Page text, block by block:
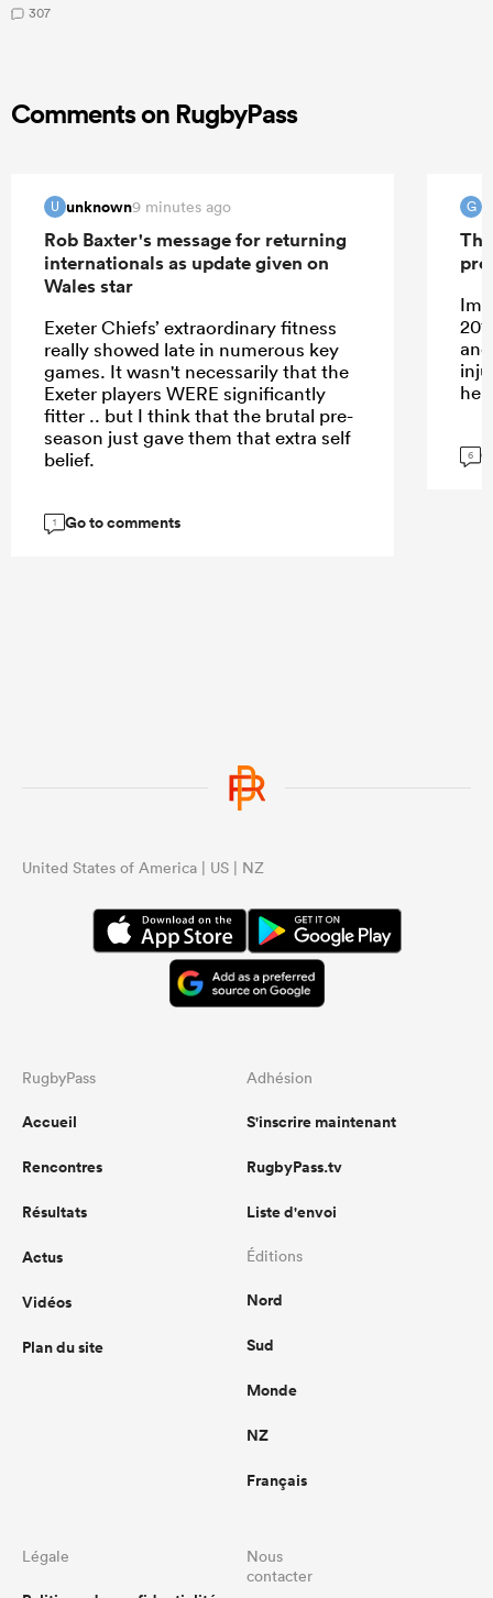
307
Comments on RugbyPass
U unknown9 minutes ago
Rob Baxter's message for returning
internationals as update given on
Wales star
Exeter Chiefs’ extraordinary fitness
really showed late in numerous key
games. It wasn't necessarily that the
Exeter players WERE significantly
fitter .. but I think that the brutal pre-
season just gave them that extra self
belief.
1 Go to comments
G
6
United States of America | US | NZ
RugbyPass
Accueil
Rencontres
Résultats
Actus
Vidéos
Plan du site
Adhésion
S'inscrire maintenant
RugbyPass.tv
Liste d'envoi
Éditions
Nord
Sud
Monde
NZ
Français
Légale
Nous
contacter